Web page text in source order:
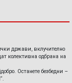
држави, вклучително
колективна одбрана на
Останете безбедни –